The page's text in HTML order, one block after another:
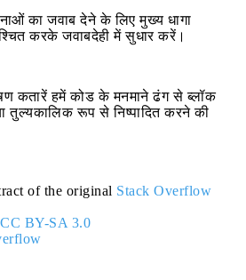
का जवाब देने के लिए मुख्य धागा
करके जवाबदेही में सुधार करें।
कतारें हमें कोड के मनमाने ढंग से ब्लॉक
तुल्यकालिक रूप से निष्पादित करने की
of the original Stack Overflow
CC BY-SA 3.0